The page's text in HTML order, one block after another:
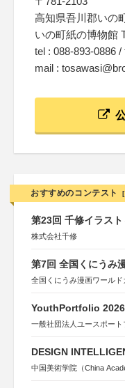
高知県吾川郡いの
いの町紙の博物館
tel : 088-893-0886
mail :
おすすめのコンテスト
第23回 千修イラス
株式会社千修
第7回 全国くにうみ
全国くにうみ漫画ワール
YouthPortfolio 2026
一般社団法人ユースポート
DESIGN
中国美術学院（China